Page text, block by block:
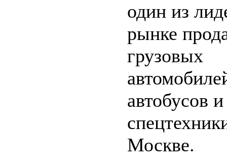
один из
рынке
грузовых
автобусов и
Москве.